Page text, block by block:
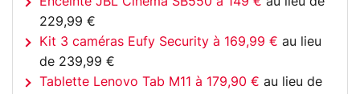
229,99 €
Kit 3 caméras Eufy Security à 169,99 € au lieu
de 239,99 €
Tablette Lenovo Tab M11 à 179,90 € au lieu de